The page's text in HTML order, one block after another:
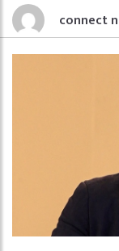
connect